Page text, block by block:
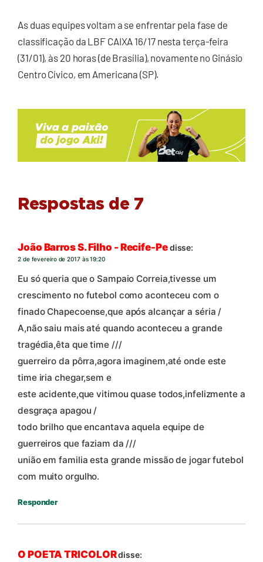
As duas equipes voltam a se enfrentar pela fase de
classificação da LBF CAIXA 16/17 nesta terça-feira
(31/01), às 20 horas (de Brasília), novamente no Ginásio
Centro Cívico, em Americana (SP).
Respostas de 7
João Barros S. Filho - Recife-Pedisse:
2 de fevereiro de 2017 às 19:20
Eu só queria que o Sampaio Correia,tivesse um
crescimento no futebol como aconteceu com o
finado Chapecoense,que após alcançar a séria /
A,não saiu mais até quando aconteceu a grande
tragédia,êta que time ///
guerreiro da pôrra,agora imaginem,até onde este
time iria chegar,sem e
este acidente,que vitimou quase todos,infelizmente a
desgraça apagou /
todo brilho que encantava aquela equipe de
guerreiros que faziam da ///
união em familia esta grande missão de jogar futebol
com muito orgulho.
Responder
O POETA TRICOLORdisse: